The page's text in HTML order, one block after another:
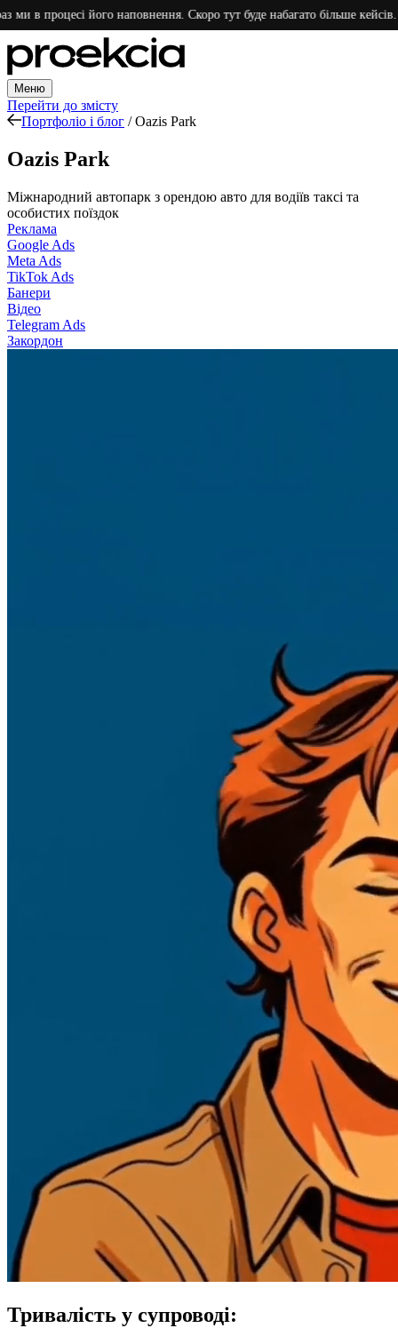
процесі його наповнення. Скоро тут буде набагато більше кейсів.
Меню
Перейти до змісту
Портфоліо і блог / Oazis Park
Oazis Park
Міжнародний автопарк з орендою авто для водіїв таксі та
особистих поїздок
Реклама
Google Ads
Meta Ads
TikTok Ads
Банери
Відео
Telegram Ads
Закордон
Тривалість у супроводі: